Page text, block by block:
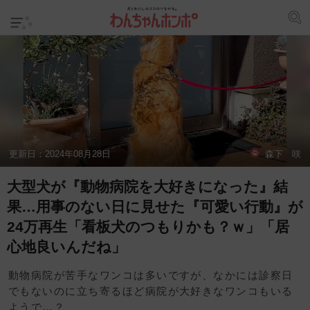
更新日： 2024年08月28日 森下 咲
大型犬が『動物病院を大好きになった』結
果…用事のない日に見せた『可愛い行動』が
24万再生「看板犬のつもりかも？ｗ」「居
心地良いんだね」
動物病院が苦手なワンコは多いですが、なかには診察日
でもないのに立ち寄るほど病院が大好きなワンコもいる
ようで…？